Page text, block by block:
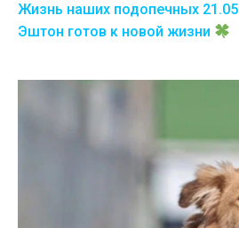
Жизнь наших подопечных
Эштон готов к новой жизни